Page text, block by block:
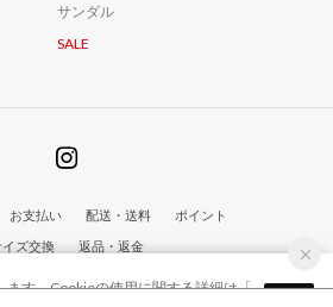
サンダル
SALE
お支払い 配送・送料
ポイント
イズ交換
返品・返金
す。Cookieの使用に関する詳細は「